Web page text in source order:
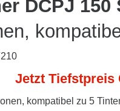
DCPJ 150
Jetzt Tiefstpreis
kompatibel zu 5